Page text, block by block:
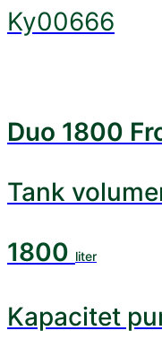
Ky00666
Duo 1800
Tank
1800 liter
Kapacitet